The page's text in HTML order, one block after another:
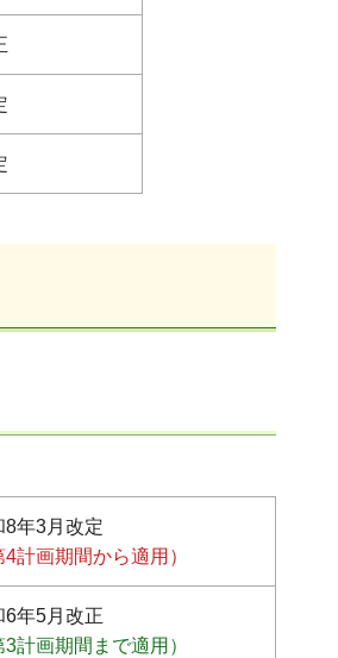
8年3月改定
4計画期間から適用）
6年5月改正
3計画期間まで適用）